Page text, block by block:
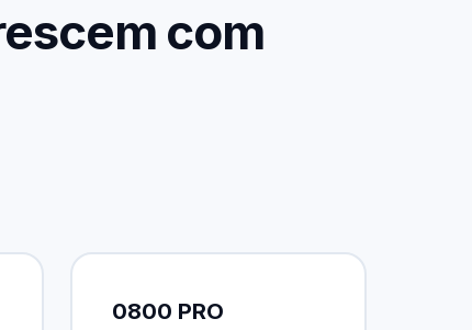
com
0800 PRO